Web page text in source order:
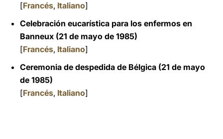
[Francés, Italiano]
Celebración eucarística para los enfermos en
Banneux (21 de mayo de 1985)
[Francés, Italiano]
Ceremonia de despedida de Bélgica (21 de mayo
de 1985)
[Francés, Italiano]